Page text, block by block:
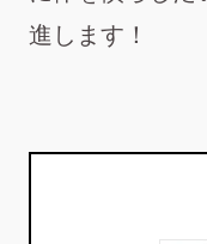
進します！